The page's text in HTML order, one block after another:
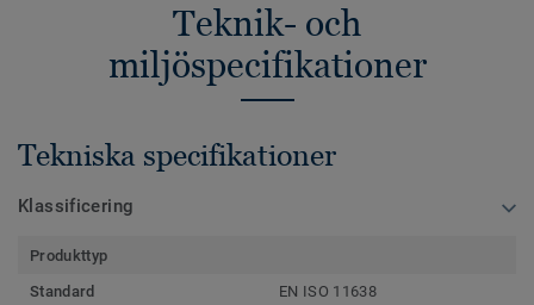
Teknik- och
miljöspecifikationer
Tekniska specifikationer
Klassificering
Produkttyp
Standard
EN ISO 11638